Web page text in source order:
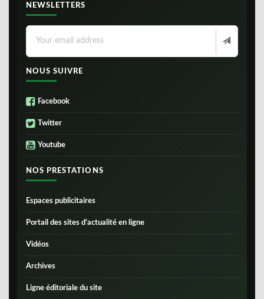
NEWSLETTERS
NOUS SUIVRE
Facebook
Twitter
Youtube
NOS PRESTATIONS
Espaces publicitaires
Portail des sites d’actualité en ligne
Vidéos
Archives
Ligne éditoriale du site